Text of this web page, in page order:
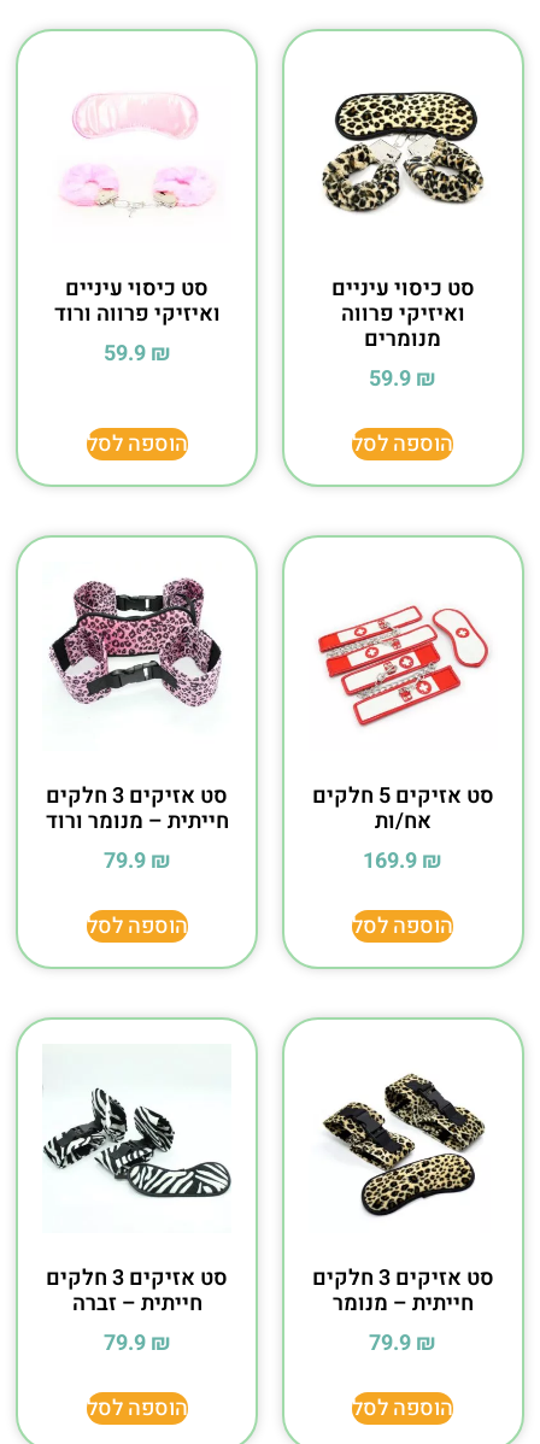
סט כיסוי עיניים
ואיזיקי פרווה
מנומרים
59.9₪
הוספה לסל
סט כיסוי עיניים
ואיזיקי פרווה ורוד
59.9₪
הוספה לסל
סט אזיקים 5 חלקים
אח/ות
169.9₪
הוספה לסל
סט אזיקים 3 חלקים
חייתית – מנומר ורוד
79.9₪
הוספה לסל
סט אזיקים 3 חלקים
חייתית – מנומר
79.9₪
הוספה לסל
סט אזיקים 3 חלקים
חייתית – זברה
79.9₪
הוספה לסל